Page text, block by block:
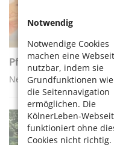
Notwendig
Notwendige Cookies
machen eine
nutzbar, indem sie
Grundfunktionen wie
die Seitennavigation
ermöglichen. Die
KölnerLeben-
funktioniert ohne
Cookies nicht richtig.
Pflegeleistungen
Neuerungen zur Pflege
RATGEBER